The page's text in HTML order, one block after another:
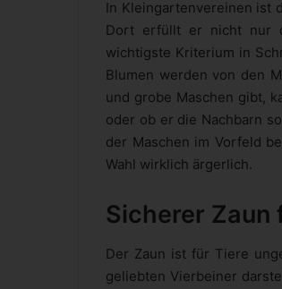
In Kleingartenvereinen ist
Dort erfüllt er nicht nur
wichtigste Kriterium in
Blumen werden von den
und grobe Maschen gibt,
oder ob er die Nachbarn
der Maschen im Vorfeld
Wahl wirklich ärgerlich.
Sicherer Zaun
Der Zaun ist für Tiere
geliebten Vierbeiner